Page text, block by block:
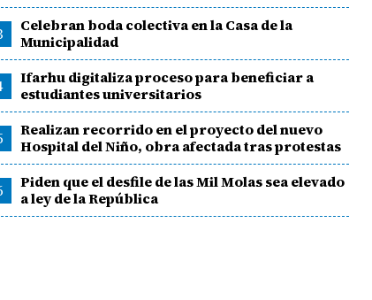
Celebran boda colectiva en la Casa de la
Municipalidad
Ifarhu digitaliza proceso para beneficiar a
estudiantes universitarios
Realizan recorrido en el proyecto del nuevo
Hospital del Niño, obra afectada tras protestas
Piden que el desfile de las Mil Molas sea elevado
a ley de la República